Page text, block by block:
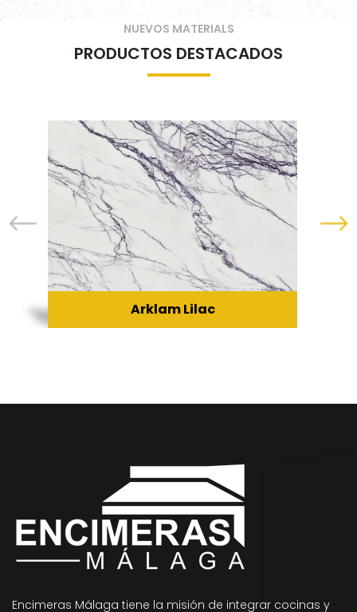
NUEVOS MATERIALS
PRODUCTOS DESTACADOS
Arklam Lilac
Encimeras Málaga tiene la misión de integrar cocinas y